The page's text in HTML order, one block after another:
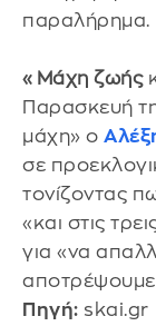
παραλήρημα.
«Μάχη ζωής
Παρασκευή
μάχη» ο
σε
τονίζοντας
«και στις
για «να
αποτρέψουμε
Πηγή: skai.gr